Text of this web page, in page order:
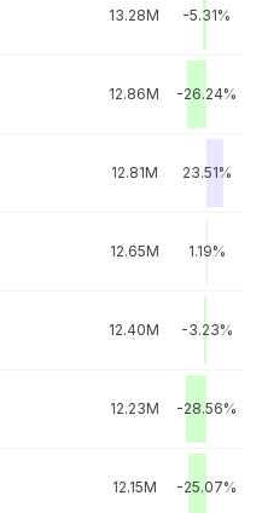
13.28M -5.31%
12.86M -26.24%
12.81M 23.51%
12.65M 1.19%
12.40M -3.23%
12.23M -28.56%
12.15M -25.07%